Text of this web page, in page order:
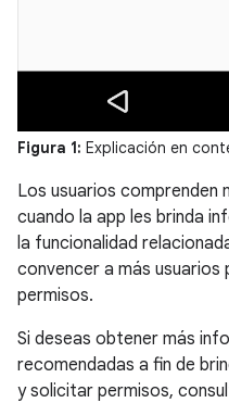
Figura 1: Explicación en
Los usuarios comprenden
cuando la app les brinda
la funcionalidad
convencer a más usuarios
permisos.
Si deseas obtener más
recomendadas a fin de
y solicitar permisos,